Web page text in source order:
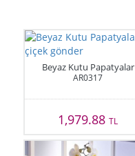
Beyaz Kutu Papatyalar
AR0317
1,979.88TL